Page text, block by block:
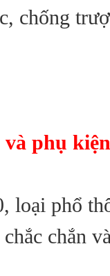
chống
và phụ
loại phổ
chắn